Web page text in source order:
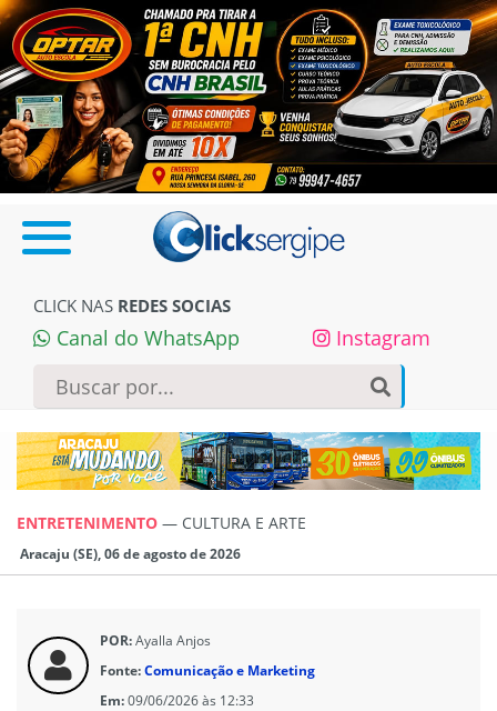
CLICK NAS REDES SOCIAS
Canal do WhatsApp Instagram
ENTRETENIMENTO — CULTURA E ARTE
Aracaju (SE), 06 de agosto de 2026
POR:Ayalla Anjos
Fonte:Comunicação e Marketing
Em:09/06/2026 às 12:33